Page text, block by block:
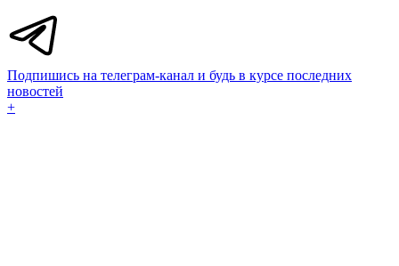
Подпишись на телеграм-канал и будь в курсе последних
новостей
+